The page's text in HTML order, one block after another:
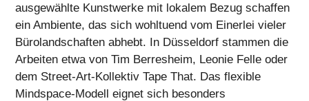
ausgewählte Kunstwerke mit lokalem Bezug schaffen
ein Ambiente, das sich wohltuend vom Einerlei vieler
Bürolandschaften abhebt. In Düsseldorf stammen die
Arbeiten etwa von Tim Berresheim, Leonie Felle oder
dem Street-Art-Kollektiv Tape That. Das flexible
Mindspace-Modell eignet sich besonders